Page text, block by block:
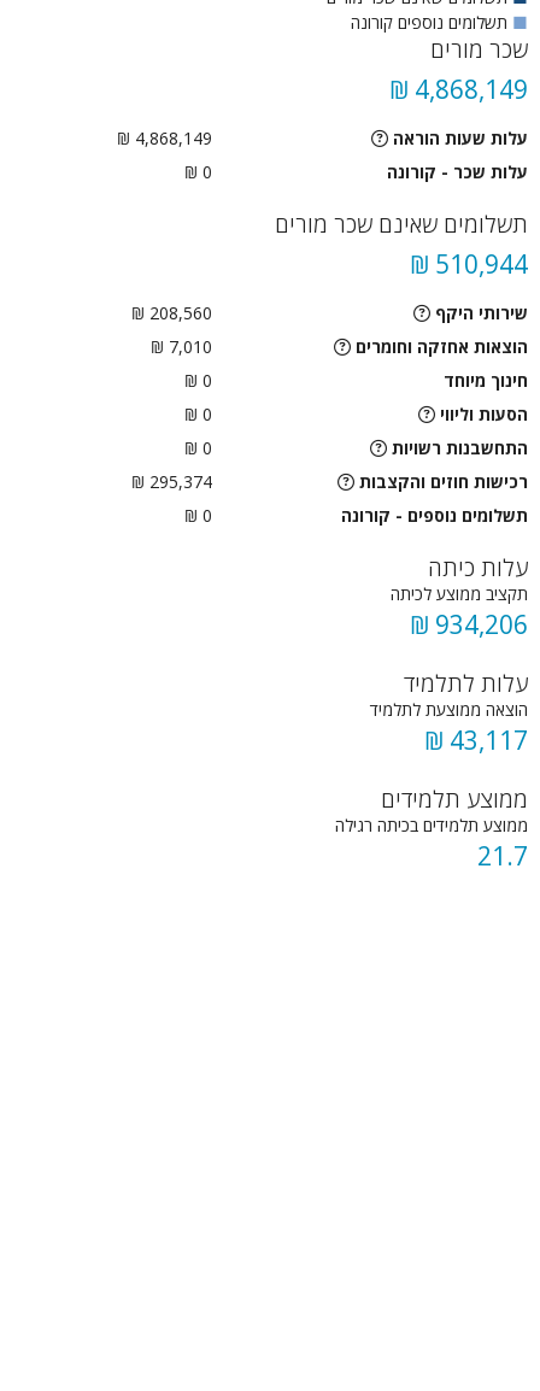
■ תשלומים נוספים קורונה
שכר מורים
4,868,149 ₪
עלות שעות הוראה
4,868,149 ₪
עלות שכר - קורונה
0 ₪
תשלומים שאינם שכר מורים
510,944 ₪
שירותי היקף
208,560 ₪
הוצאות אחזקה וחומרים
7,010 ₪
חינוך מיוחד
0 ₪
הסעות וליווי
0
₪
התחשבנות רשויות
0
₪
רכישות חוזים והקצבות
295,374 ₪
תשלומים נוספים - קורונה
0 ₪
עלות כיתה
תקציב ממוצע לכיתה
934,206 ₪
עלות לתלמיד
הוצאה ממוצעת לתלמיד
43,117 ₪
ממוצע תלמידים
ממוצע תלמידים בכיתה רגילה
21.7